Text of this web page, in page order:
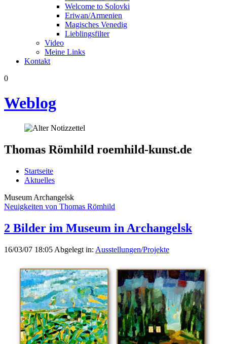
Welcome to Solovki
Eriwan/Armenien
Magisches Venedig
Lieblingsfilter
Video
Meine Links
Kontakt
0
Weblog
Thomas Römhild roemhild-kunst.de
Startseite
Aktuelles
Museum Archangelsk
Neuigkeiten von Thomas Römhild
2 Bilder im Museum in Archangelsk
16/03/07 18:05 Abgelegt in: Ausstellungen/Projekte